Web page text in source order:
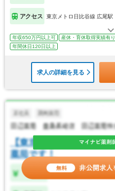
アクセス 東京メトロ日比谷線 広尾駅
年収650万円以上可 産休・育休取得実績有り
年間休日120日以上
求人の詳細を見る